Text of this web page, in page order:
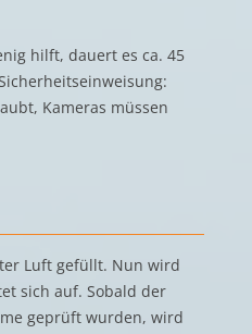
hilft, dauert es ca. 45
Kameras müssen
Luft gefüllt. Nun wird
sich auf. Sobald der
geprüft wurden, wird